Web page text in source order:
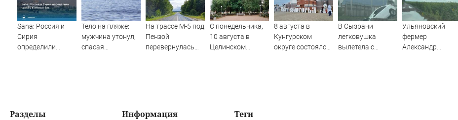
Sana: Россия и
Сирия
определили
Тело на пляже:
мужчина утонул,
спасая
На трассе М-5 под
Пензой
перевернулась
С понедельника,
10 августа в
Целинском
8 августа в
Кунгурском
округе состоялся
В Сызрани
легковушка
вылетела с
Ульяновский
фермер
Александр
Теги
Разделы Информация